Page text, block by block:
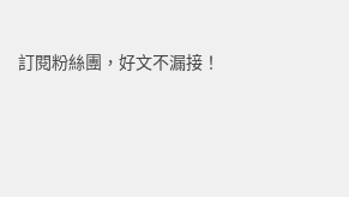
訂閱粉絲團，好文不漏接！